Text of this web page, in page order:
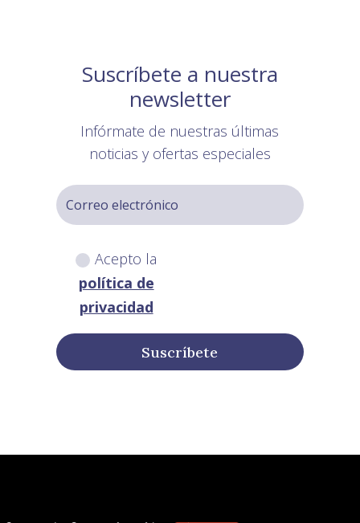
Suscríbete a nuestra
newsletter
Infórmate de nuestras últimas
noticias y ofertas especiales
Acepto la
política de
privacidad
Suscríbete